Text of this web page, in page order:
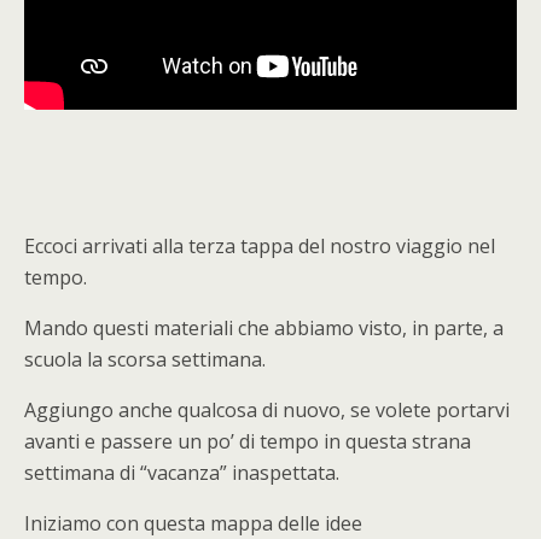
Eccoci arrivati alla terza tappa del nostro viaggio nel
tempo.
Mando questi materiali che abbiamo visto, in parte, a
scuola la scorsa settimana.
Aggiungo anche qualcosa di nuovo, se volete portarvi
avanti e passere un po’ di tempo in questa strana
settimana di “vacanza” inaspettata.
Iniziamo con questa mappa delle idee